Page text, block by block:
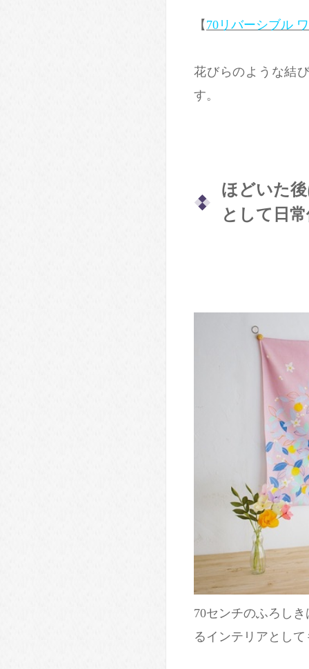
【 70リバーシブル
花びらのような結
す。
ほどいた
として日
70センチのふろし
るインテリアとし